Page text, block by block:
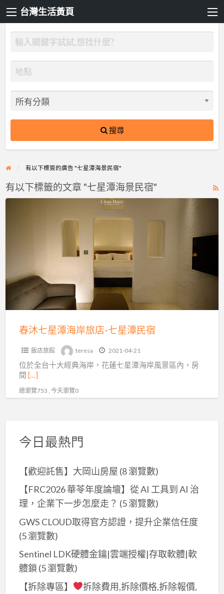
台灣生活黃頁
搜尋
有以下標簽的廣告 "七星潭海景民宿"
有以下標籤的文章 "七星潭海景民宿"
岸
旅
店-
春沐七星潭海岸旅店-七星潭民宿
飯店旅館 teresa 2021-04-21
位於全台十大經典海岸，花蓮七星潭海岸風景區內，房
間 […]
總瀏覽753 , 今天瀏覽0
今日最熱門
【歡迎託售】大岡山房屋 (8 瀏覽數)
【FRC2026 華苓年度論壇】從 AI 工具到 AI 治
理，企業下一步怎麼走？ (5 瀏覽數)
GWS CLOUD取得官方認證，提升企業信任度
(5 瀏覽數)
Sentinel LDK硬體金鑰|雲端授權|存取軟體|軟
體鎖 (5 瀏覽數)
【拆除專區】
拆除費用,拆除價格,拆除報價,